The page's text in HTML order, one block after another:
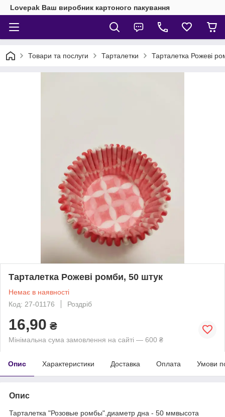
Lovepak Ваш виробник картоного пакування
Товари та послуги Тарталетки Тарталетка Рожеві
Тарталетка Рожеві ромби, 50 штук
Немає в наявності
Код: 27-01176
Роздріб
16,90 ₴
Мінімальна сума замовлення на сайті — 600 ₴
Опис Характеристики Доставка Оплата Умови
Опис
Тарталетка "Розовые ромбы".диаметр дна - 50 ммвысота